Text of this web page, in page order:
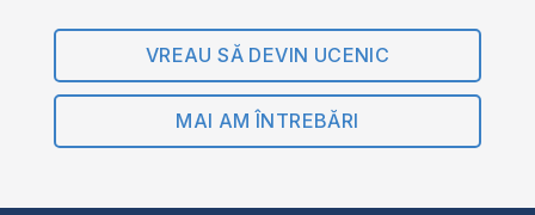
VREAU SĂ DEVIN UCENIC
MAI AM ÎNTREBĂRI